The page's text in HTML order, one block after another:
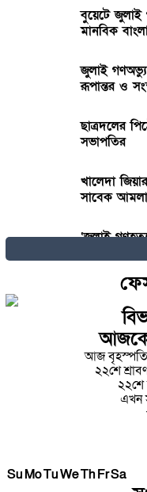
বুয়েটে জুলাই
মানবিক
জুলাই
রূপান্তর ও
ছাত্রদলের
সভাপতির
খালেদা
সাবেক
‘জুলাই
তারা বলে
রাজপথে:
বিয়ের সাজে
টঙ্গী পূর্ব
লক্ষ্মীপুরে
নিজেদের
আজ
২২শে
এখন
SuMoTuWeThFrSa